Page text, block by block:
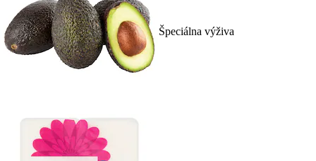
Špeciálna výživa